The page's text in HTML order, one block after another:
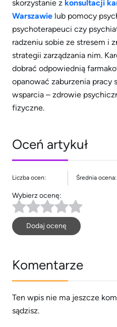
skorzystanie z konsultacji
Warszawie lub pomocy
psychoterapeuci czy
radzeniu sobie ze stresem i
strategii zarządzania nim.
dobrać odpowiednią
opanować zaburzenia pracy
wsparcia – zdrowie
fizyczne.
Oceń artykuł
Liczba ocen: Średnia ocena:
Wybierz ocenę:
Dodaj ocenę
Komentarze
Ten wpis nie ma jeszcze
sądzisz.